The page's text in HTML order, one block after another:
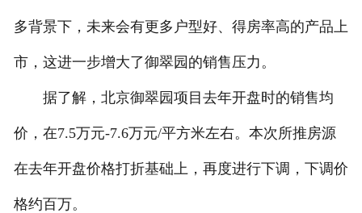
多背景下，未来会有更多户型好、得房率高的产品上
市，这进一步增大了御翠园的销售压力。
据了解，北京御翠园项目去年开盘时的销售均
价，在7.5万元-7.6万元/平方米左右。本次所推房源
在去年开盘价格打折基础上，再度进行下调，下调价
格约百万。